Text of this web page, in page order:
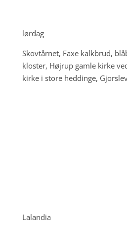
lørdag
Skovtårnet, Faxe kalkbrud,
kloster, Højrup gamle kirke
kirke i store heddinge,
Lalandia